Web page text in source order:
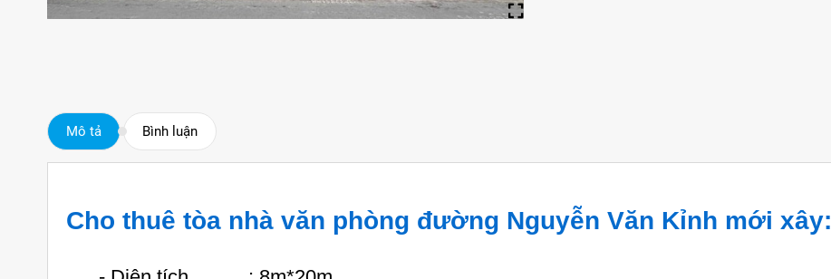
Mô tả Bình luận
Cho thuê tòa nhà văn phòng đường Nguyễn Văn Kỉnh mới xây: